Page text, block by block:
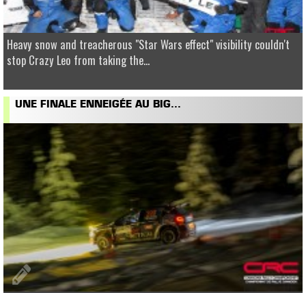
Heavy snow and treacherous "Star Wars effect" visibility couldn't
stop Crazy Leo from taking the...
UNE FINALE ENNEIGÉE AU BIG...